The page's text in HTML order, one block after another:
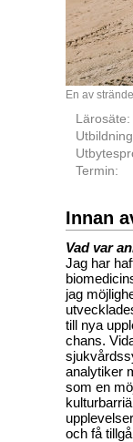
En av
Lärosäte:
Termin:
Innan
Vad var
Jag har
jag
till nya
chans.
analytiker
som en
och få